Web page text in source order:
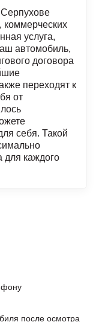
коммерческих
услуга,
автомобиль,
договора
переходят к
от
себя. Такой
для каждого
после осмотра